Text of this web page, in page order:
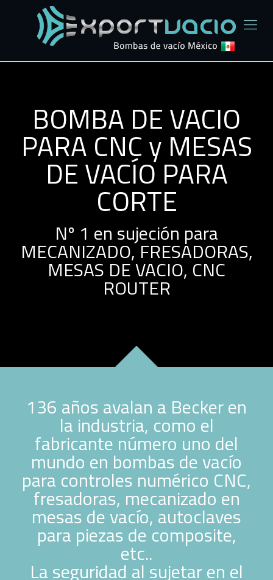
BOMBA DE VACIO
PARA CNC y MESAS
DE VACÍO PARA
CORTE
Nº 1 en sujeción para
MECANIZADO, FRESADORAS,
MESAS DE VACIO, CNC
ROUTER
136 años avalan a Becker en
la industria, como el
fabricante número uno del
mundo en bombas de vacío
para controles numérico CNC,
fresadoras, mecanizado en
mesas de vacío, autoclaves
para piezas de composite,
etc..
La seguridad al sujetar en el